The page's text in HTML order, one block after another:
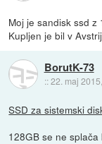
Moj je sandisk ssd z
Kupljen je bil v
BorutK-73
::22. maj
SSD za sistemski
128GB se ne